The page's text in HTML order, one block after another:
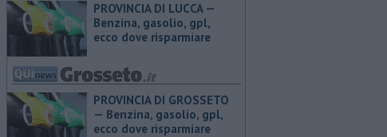
PROVINCIA DI LUCCA — ​
Benzina, gasolio, gpl,
ecco dove risparmiare
PROVINCIA DI GROSSETO
— ​Benzina, gasolio, gpl,
ecco dove risparmiare